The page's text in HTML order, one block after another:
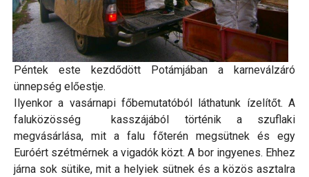
Péntek este kezdődött Potámjában a karneválzáró
ünnepség előestje.
Ilyenkor a vasárnapi főbemutatóból láthatunk ízelítőt. A
faluközösség kasszájából történik a szuflaki
megvásárlása, mit a falu főterén megsütnek és egy
Euróért szétmérnek a vigadók közt. A bor ingyenes. Ehhez
járna sok sütike, mit a helyiek sütnek és a közös asztalra